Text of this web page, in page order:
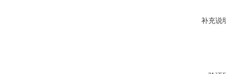
补充说